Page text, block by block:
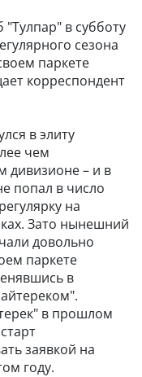
"Тулпар" в субботу
сезона
паркете
корреспондент
в элиту
чем
дивизионе – и в
попал в число
на
Зато нынешний
довольно
паркете
в
в прошлом
заявкой на
году.